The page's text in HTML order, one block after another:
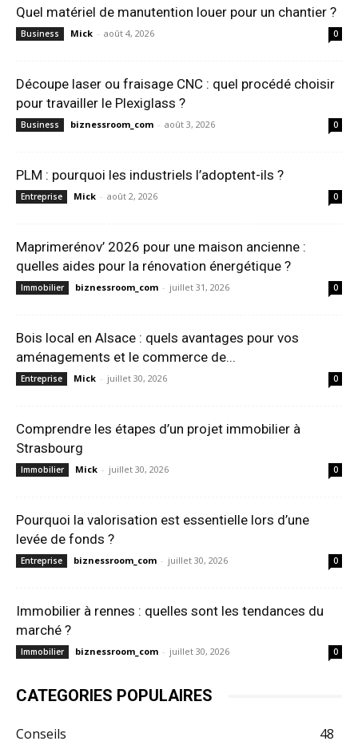
Quel matériel de manutention louer pour un chantier ?
Business Mick - août 4, 2026 0
Découpe laser ou fraisage CNC : quel procédé choisir
pour travailler le Plexiglass ?
Business biznessroom_com - août 3, 2026 0
PLM : pourquoi les industriels l’adoptent-ils ?
Entreprise Mick - août 2, 2026 0
Maprimerénov’ 2026 pour une maison ancienne :
quelles aides pour la rénovation énergétique ?
Immobilier biznessroom_com - juillet 31, 2026 0
Bois local en Alsace : quels avantages pour vos
aménagements et le commerce de...
Entreprise Mick - juillet 30, 2026 0
Comprendre les étapes d’un projet immobilier à
Strasbourg
Immobilier Mick - juillet 30, 2026 0
Pourquoi la valorisation est essentielle lors d’une
levée de fonds ?
Entreprise biznessroom_com - juillet 30, 2026 0
Immobilier à rennes : quelles sont les tendances du
marché ?
Immobilier biznessroom_com - juillet 30, 2026 0
CATEGORIES POPULAIRES
Conseils
48